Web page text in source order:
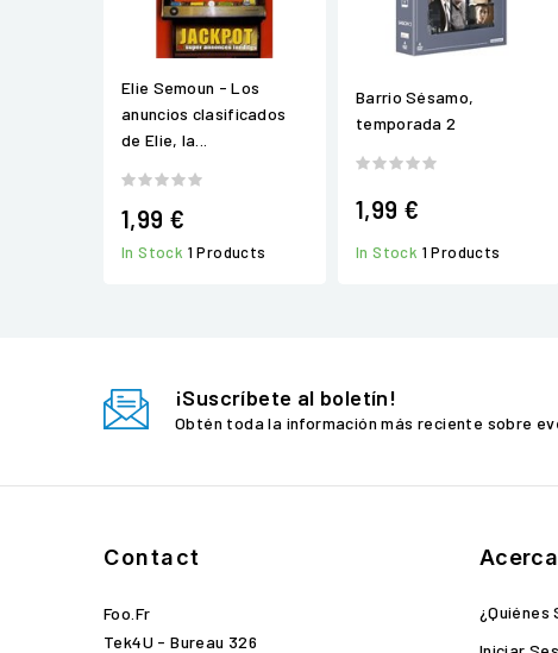
Elie Semoun - Los
anuncios clasificados
de Elie, la...
1,99 €
In Stock 1 Products
Barrio Sésamo,
temporada 2
1,99 €
In Stock 1 Products
¡Suscríbete al boletín!
Obtén toda la información más reciente sobre
Contact
Foo.fr
Tek4U - Bureau 326
¿Quiénes